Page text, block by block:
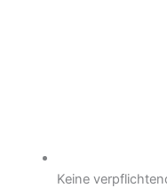
Keine